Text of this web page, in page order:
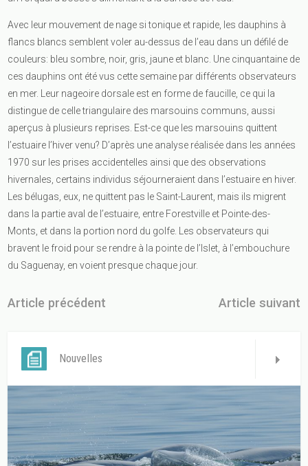
Avec leur mouvement de nage si tonique et rapide, les dauphins à
flancs blancs semblent voler au-dessus de l’eau dans un défilé de
couleurs: bleu sombre, noir, gris, jaune et blanc. Une cinquantaine de
ces dauphins ont été vus cette semaine par différents observateurs
en mer. Leur nageoire dorsale est en forme de faucille, ce qui la
distingue de celle triangulaire des marsouins communs, aussi
aperçus à plusieurs reprises. Est-ce que les marsouins quittent
l’estuaire l’hiver venu? D’après une analyse réalisée dans les années
1970 sur les prises accidentelles ainsi que des observations
hivernales, certains individus séjourneraient dans l’estuaire en hiver.
Les bélugas, eux, ne quittent pas le Saint-Laurent, mais ils migrent
dans la partie aval de l’estuaire, entre Forestville et Pointe-des-
Monts, et dans la portion nord du golfe. Les observateurs qui
bravent le froid pour se rendre à la pointe de l’Islet, à l’embouchure
du Saguenay, en voient presque chaque jour.
Article précédent Article suivant
Nouvelles